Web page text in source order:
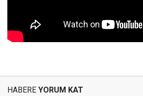
HABERE YORUM KAT